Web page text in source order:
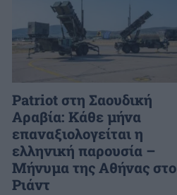
Patriot στη Σαουδική
Αραβία: Κάθε μήνα
επαναξιολογείται η
ελληνική παρουσία –
Μήνυμα της Αθήνας στο
Ριάντ